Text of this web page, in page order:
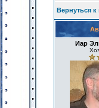
Вернуться к
Иар